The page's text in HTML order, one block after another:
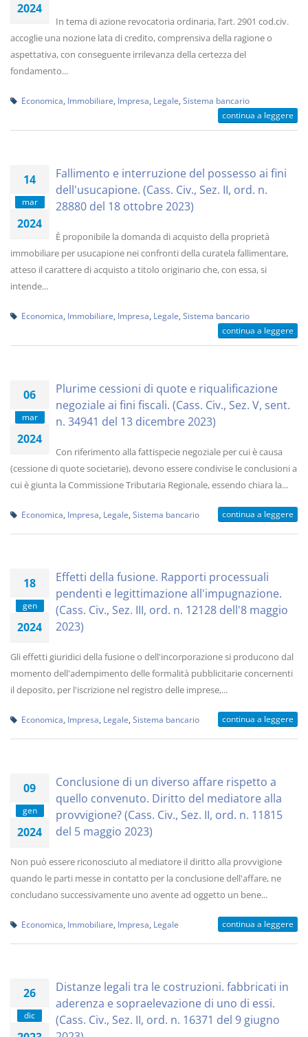
2024
In tema di azione revocatoria ordinaria, l’art. 2901 cod.civ.
accoglie una nozione lata di credito, comprensiva della ragione o
aspettativa, con conseguente irrilevanza della certezza del
fondamento...
Economica Immobiliare Impresa Legale Sistema bancario
continua a leggere
14
mar
2024
Fallimento e interruzione del possesso ai fini
dell'usucapione. (Cass. Civ., Sez. II, ord. n.
28880 del 18 ottobre 2023)
È proponibile la domanda di acquisto della proprietà
immobiliare per usucapione nei confronti della curatela fallimentare,
atteso il carattere di acquisto a titolo originario che, con essa, si
intende...
Economica Immobiliare Impresa Legale Sistema bancario
continua a leggere
06
mar
2024
Plurime cessioni di quote e riqualificazione
negoziale ai fini fiscali. (Cass. Civ., Sez. V, sent.
n. 34941 del 13 dicembre 2023)
Con riferimento alla fattispecie negoziale per cui è causa
(cessione di quote societarie), devono essere condivise le conclusioni a
cui è giunta la Commissione Tributaria Regionale, essendo chiara la...
Economica Impresa Legale Sistema bancario continua a leggere
18
gen
2024
Effetti della fusione. Rapporti processuali
pendenti e legittimazione all'impugnazione.
(Cass. Civ., Sez. III, ord. n. 12128 dell'8 maggio
2023)
Gli effetti giuridici della fusione o dell'incorporazione si producono dal
momento dell'adempimento delle formalità pubblicitarie concernenti
il deposito, per l'iscrizione nel registro delle imprese,...
Economica Impresa Legale Sistema bancario continua a leggere
09
gen
2024
Conclusione di un diverso affare rispetto a
quello convenuto. Diritto del mediatore alla
provvigione? (Cass. Civ., Sez. II, ord. n. 11815
del 5 maggio 2023)
Non può essere riconosciuto al mediatore il diritto alla provvigione
quando le parti messe in contatto per la conclusione dell'affare, ne
concludano successivamente uno avente ad oggetto un bene...
Economica Immobiliare Impresa Legale continua a leggere
26
dic
Distanze legali tra le costruzioni. fabbricati in
aderenza e sopraelevazione di uno di essi.
(Cass. Civ., Sez. II, ord. n. 16371 del 9 giugno